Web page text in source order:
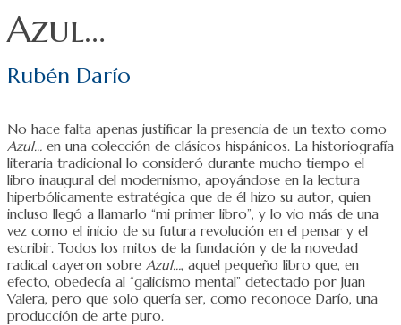
Azul…
Rubén Darío
No hace falta apenas justificar la presencia de un texto como
Azul… en una colección de clásicos hispánicos. La historiografía
literaria tradicional lo consideró durante mucho tiempo el
libro inaugural del modernismo, apoyándose en la lectura
hiperbólicamente estratégica que de él hizo su autor, quien
incluso llegó a llamarlo “mi primer libro”, y lo vio más de una
vez como el inicio de su futura revolución en el pensar y el
escribir. Todos los mitos de la fundación y de la novedad
radical cayeron sobre Azul…, aquel pequeño libro que, en
efecto, obedecía al “galicismo mental” detectado por Juan
Valera, pero que solo quería ser, como reconoce Darío, una
producción de arte puro.